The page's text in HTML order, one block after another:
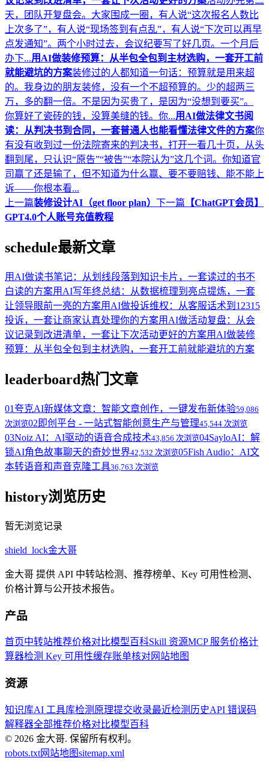
天，团队开复盘会。大家围成一圈，有人说“这次报名人数比
上次多了”，有人说“现场签到有点乱”，有人说“下次可以再早
点发通知”。两个小时过去，会议纪要写了好几页。一个月后
办下...用AI做装修预算：从半包全包到主材选购，一套开工前
就能避坑的方案装修过的人都知道一句话：预算就是用来超
的。我身边的朋友装修，没有一个不超预算的。少的超两三
万，多的翻一倍。不是因为买贵了，是因为“没想到要买”。
你算好了瓷砖的钱，没算美缝的钱。你...用AI做法律文书阅
读：从判决书到合同，一套普通人也能看懂法律文件的方案你
有没有收到过一份法院寄来的判决书，打开一看几十页，从头
翻到尾，只认识“原告”“被告”“本院认为”这几个词。你知道官
司赢了还是输了，但不知道为什么赢、要不要赔钱、能不能上
诉——你根本看...
上一篇装修设计AI（get floor plan） 下一篇 【ChatGPT会员】
GPT4.0个人账号充值教程
schedule最新文章
用AI做读书笔记：从划线段落到知识卡片，一套读过的书不
白读的方案用AI写年终总结：从数据梳理到亮点提炼，一套
让领导眼前一亮的方案用AI做投诉维权：从客服话术到12315
投诉，一套让商家认真处理你的方案用AI做活动复盘：从会
议记录到改进清单，一套让下次活动更好的方案用AI做装修
预算：从半包全包到主材选购，一套开工前就能避坑的方案
leaderboard热门文章
01夸克AI新媒体文章：智能文章创作，一键发布新体验59,086
次浏览02 即创平台 - 一站式智能创意生产与管理45,544 次浏览
03Noiz AI：AI驱动的语音合成技术43,856 次浏览04SayloAI：解
锁AI角色故事聊天的奇妙世界42,532 次浏览05Fish Audio：AI文
本转语音和声音克隆工具36,763 次浏览
history浏览历史
暂无浏览记录
shield_lock金大哥
金大哥 提供 API 中转站检测、推荐榜单、Key 可用性检测、
价格计算与公开技术报告。
产品
首页中转站推荐价格对比模型百科Skill 资源MCP 服务价格计
算器检测 Key 可用性缓存账单核对网站地图
资源
知识库AI 工具库检测原理提交收录最近检测历史API 错误码
解释器全部推荐价格对比模型百科
© 2026 金大哥. 保留所有权利。
robots.txt网站地图sitemap.xml